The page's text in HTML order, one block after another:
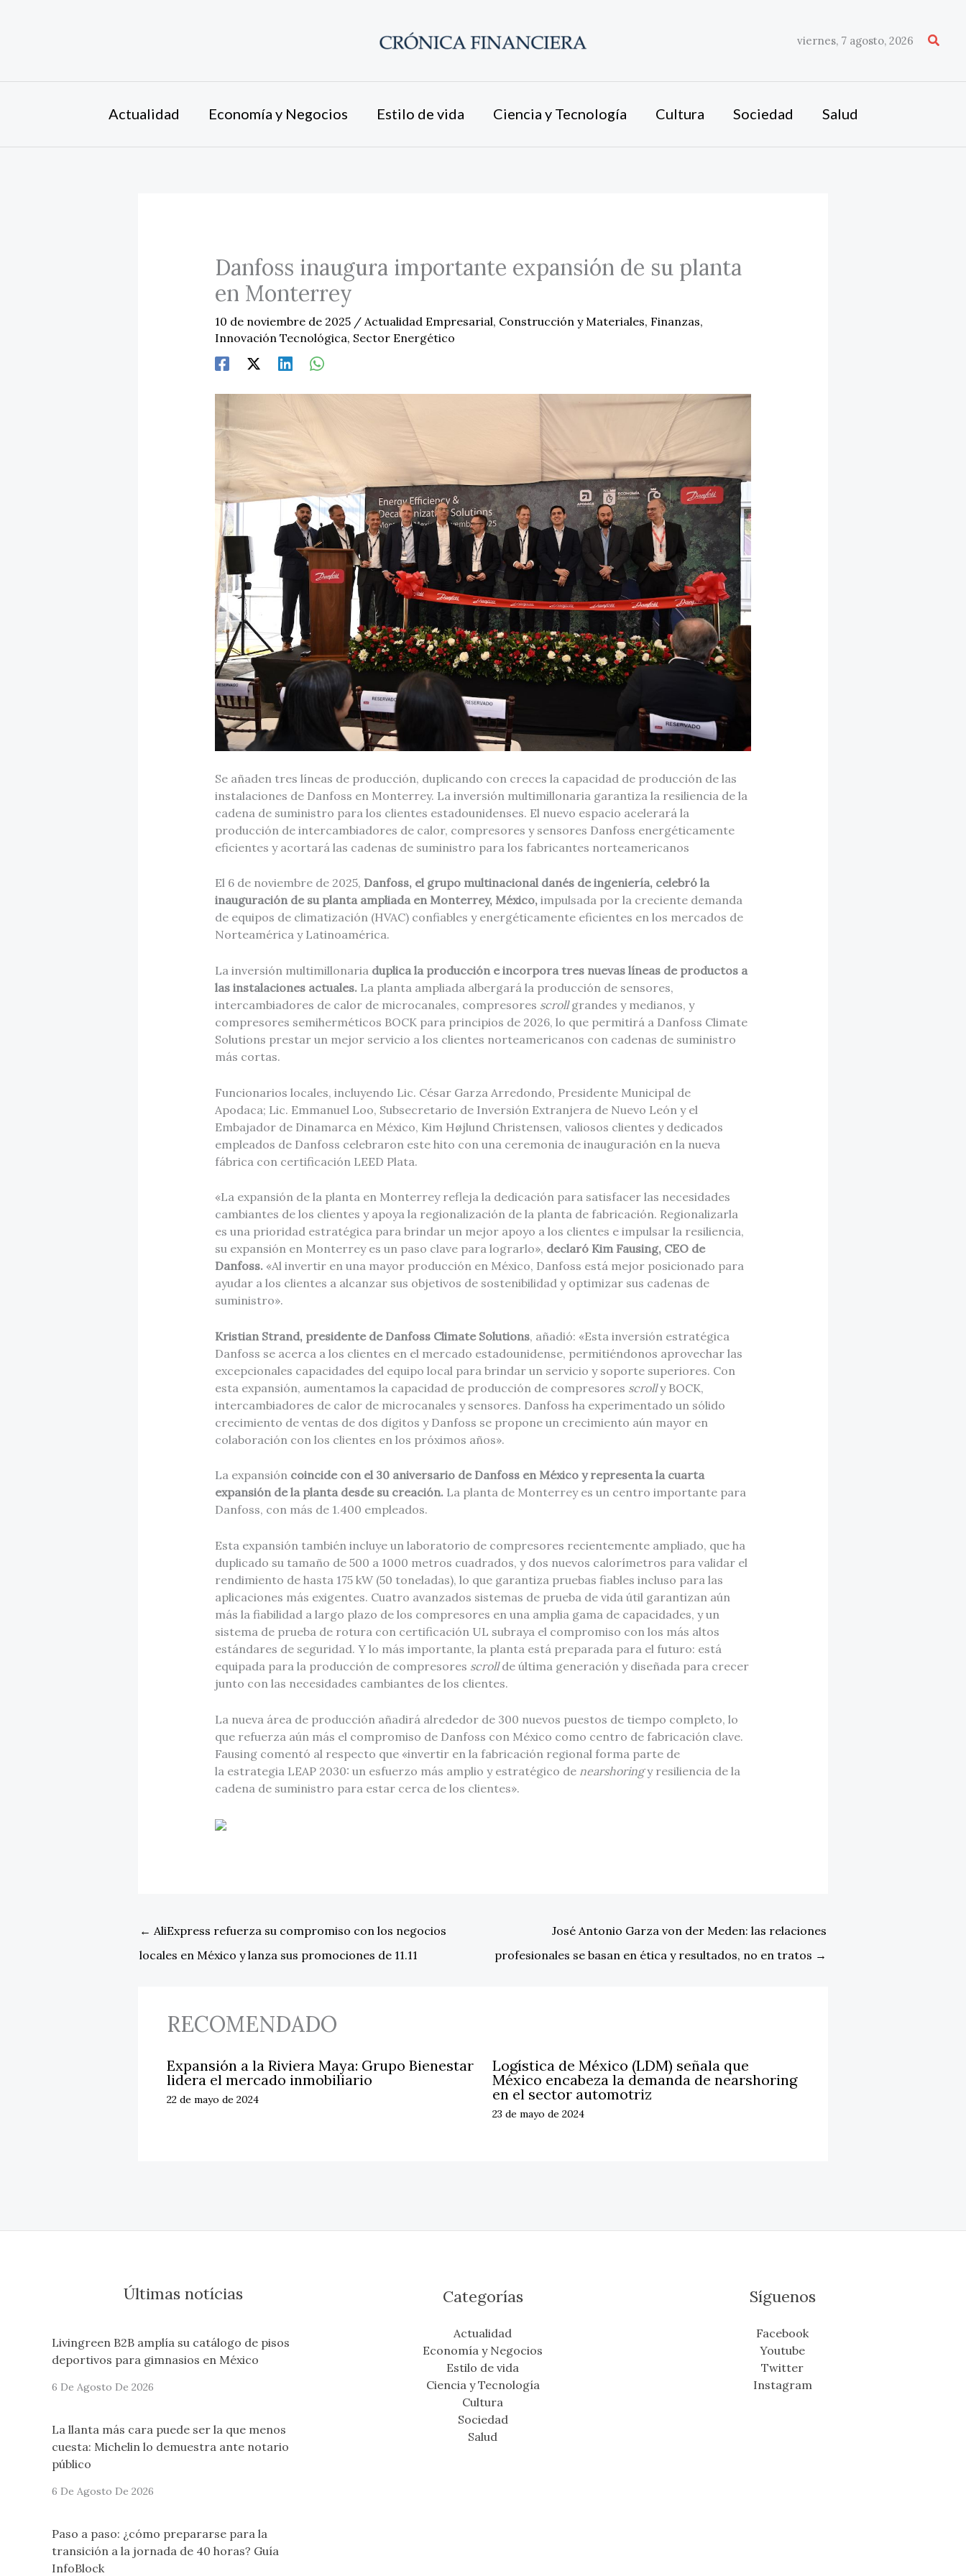
viernes, 7 agosto, 2026
Actualidad Economía y Negocios Estilo de vida Ciencia y Tecnología Cultura Sociedad Salud
Danfoss inaugura importante expansión de su planta
en Monterrey
10 de noviembre de 2025 / Actualidad Empresarial, Construcción y Materiales, Finanzas,
Innovación Tecnológica, Sector Energético
Se añaden tres líneas de producción, duplicando con creces la capacidad de producción de las
instalaciones de Danfoss en Monterrey. La inversión multimillonaria garantiza la resiliencia de la
cadena de suministro para los clientes estadounidenses. El nuevo espacio acelerará la
producción de intercambiadores de calor, compresores y sensores Danfoss energéticamente
eficientes y acortará las cadenas de suministro para los fabricantes norteamericanos
El 6 de noviembre de 2025, Danfoss, el grupo multinacional danés de ingeniería, celebró la
inauguración de su planta ampliada en Monterrey, México,impulsada por la creciente demanda
de equipos de climatización (HVAC) confiables y energéticamente eficientes en los mercados de
Norteamérica y Latinoamérica.
La inversión multimillonariaduplica la producción e incorpora tres nuevas líneas de productos a
las instalaciones actuales. La planta ampliada albergará la producción de sensores,
intercambiadores de calor de microcanales, compresores scrollgrandes y medianos, y
compresores semiherméticos BOCK para principios de 2026, lo que permitirá a Danfoss Climate
Solutions prestar un mejor servicio a los clientes norteamericanos con cadenas de suministro
más cortas.
Funcionarios locales, incluyendo Lic. César Garza Arredondo, Presidente Municipal de
Apodaca; Lic. Emmanuel Loo, Subsecretario de Inversión Extranjera de Nuevo León y el
Embajador de Dinamarca en México, Kim Højlund Christensen, valiosos clientes y dedicados
empleados de Danfoss celebraron este hito con una ceremonia de inauguración en la nueva
fábrica con certificación LEED Plata.
«La expansión de la planta en Monterrey refleja la dedicación para satisfacer las necesidades
cambiantes de los clientes y apoya la regionalización de la planta de fabricación. Regionalizarla
es una prioridad estratégica para brindar un mejor apoyo a los clientes e impulsar la resiliencia,
su expansión en Monterrey es un paso clave para lograrlo», declaró Kim Fausing, CEO de
Danfoss.«Al invertir en una mayor producción en México, Danfoss está mejor posicionado para
ayudar a los clientes a alcanzar sus objetivos de sostenibilidad y optimizar sus cadenas de
suministro».
Kristian Strand, presidente de Danfoss Climate Solutions, añadió: «Esta inversión estratégica
Danfoss se acerca a los clientes en el mercado estadounidense, permitiéndonos aprovechar las
excepcionales capacidades del equipo local para brindar un servicio y soporte superiores. Con
esta expansión, aumentamos la capacidad de producción de compresores scrolly BOCK,
intercambiadores de calor de microcanales y sensores. Danfoss ha experimentado un sólido
crecimiento de ventas de dos dígitos y Danfoss se propone un crecimiento aún mayor en
colaboración con los clientes en los próximos años».
La expansión coincide con el 30 aniversario de Danfoss en México y representa la cuarta
expansión de la planta desde su creación. La planta de Monterrey es un centro importante para
Danfoss, con más de 1.400 empleados.
Esta expansión también incluye un laboratorio de compresores recientemente ampliado, que ha
duplicado su tamaño de 500 a 1000 metros cuadrados, y dos nuevos calorímetros para validar el
rendimiento de hasta 175 kW (50 toneladas), lo que garantiza pruebas fiables incluso para las
aplicaciones más exigentes. Cuatro avanzados sistemas de prueba de vida útil garantizan aún
más la fiabilidad a largo plazo de los compresores en una amplia gama de capacidades, y un
sistema de prueba de rotura con certificación UL subraya el compromiso con los más altos
estándares de seguridad. Y lo más importante, la planta está preparada para el futuro: está
equipada para la producción de compresores scrollde última generación y diseñada para crecer
junto con las necesidades cambiantes de los clientes.
La nueva área de producción añadirá alrededor de 300 nuevos puestos de tiempo completo, lo
que refuerza aún más el compromiso de Danfoss con México como centro de fabricación clave.
Fausing comentó al respecto que «invertir en la fabricación regional forma parte de
la estrategia LEAP 2030: un esfuerzo más amplio y estratégico denearshoringy resiliencia de la
cadena de suministro para estar cerca de los clientes».
← AliExpress refuerza su compromiso con los negocios
locales en México y lanza sus promociones de 11.11
José Antonio Garza von der Meden: las relaciones
profesionales se basan en ética y resultados, no en tratos →
RECOMENDADO
Expansión a la Riviera Maya: Grupo Bienestar
lidera el mercado inmobiliario
22 de mayo de 2024
Logística de México (LDM) señala que
México encabeza la demanda de nearshoring
en el sector automotriz
23 de mayo de 2024
Últimas notícias
Livingreen B2B amplía su catálogo de pisos
deportivos para gimnasios en México
6 De Agosto De 2026
La llanta más cara puede ser la que menos
cuesta: Michelin lo demuestra ante notario
público
6 De Agosto De 2026
Paso a paso: ¿cómo prepararse para la
transición a la jornada de 40 horas? Guía
InfoBlock
Categorías
Actualidad
Economía y Negocios
Estilo de vida
Ciencia y Tecnología
Cultura
Sociedad
Salud
Síguenos
Facebook
Youtube
Twitter
Instagram